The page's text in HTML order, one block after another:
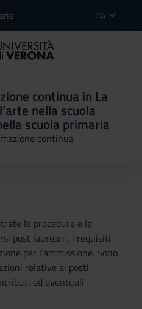
ITA
continua in La
nella scuola
scuola primaria
continua
le procedure e le
post lauream, i requisiti
per l’ammissione. Sono
relative ai posti
ed eventuali